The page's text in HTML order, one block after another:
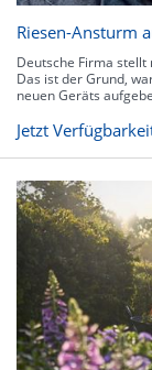
Riesen-Ansturm
Deutsche Firma
Das ist der Grund,
neuen Geräts
Jetzt